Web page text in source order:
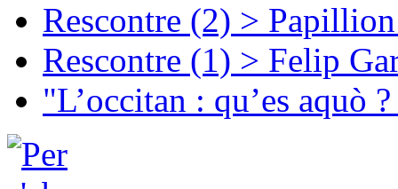
Rescontre (2) >
Rescontre (1) > Felip
"L’occitan : qu’es aquò